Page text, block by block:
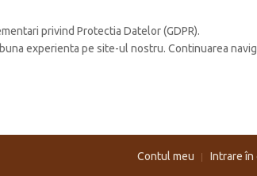
privind Protectia Datelor (GDPR).
experienta pe site-ul nostru. Continuarea
Contul meu Intrare în